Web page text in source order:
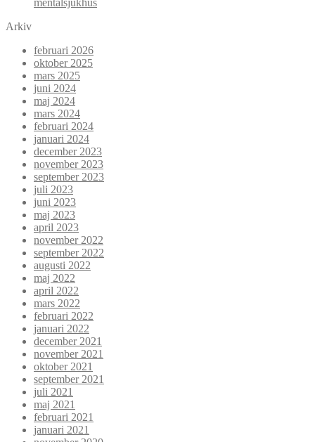
mentalsjukhus
Arkiv
februari 2026
oktober 2025
mars 2025
juni 2024
maj 2024
mars 2024
februari 2024
januari 2024
december 2023
november 2023
september 2023
juli 2023
juni 2023
maj 2023
april 2023
november 2022
september 2022
augusti 2022
maj 2022
april 2022
mars 2022
februari 2022
januari 2022
december 2021
november 2021
oktober 2021
september 2021
juli 2021
maj 2021
februari 2021
januari 2021